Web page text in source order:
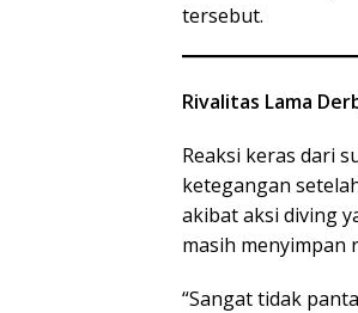
tersebut.
Rivalitas Lama
Reaksi keras dari
ketegangan
akibat aksi diving
masih menyimpan
“Sangat tidak